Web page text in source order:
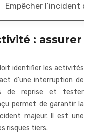
Empêcher l’incident
: assurer
identifier les activités
d’une interruption de
de reprise et tester
permet de garantir la
majeur. Il est une
risques tiers.